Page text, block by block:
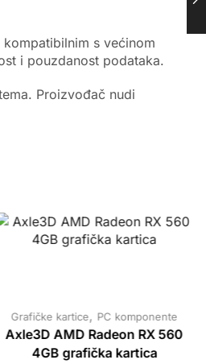
s većinom
i pouzdanost podataka.
Proizvođač nudi
Grafičke kartice,PC komponente
Axle3D AMD Radeon RX 560
4GB grafička kartica